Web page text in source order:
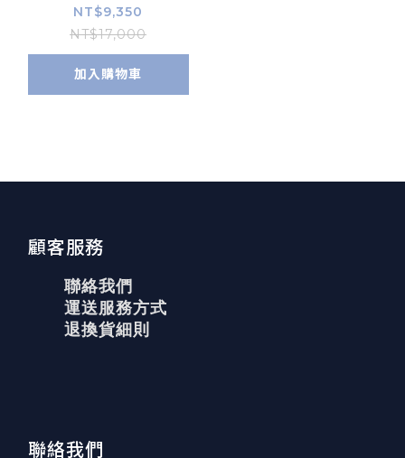
P3A 中主體單孔面盆
龍頭
NT$9,350
NT$17,000
加入購物車
顧客服務
聯絡我們
運送服務方式
退換貨細則
聯絡我們